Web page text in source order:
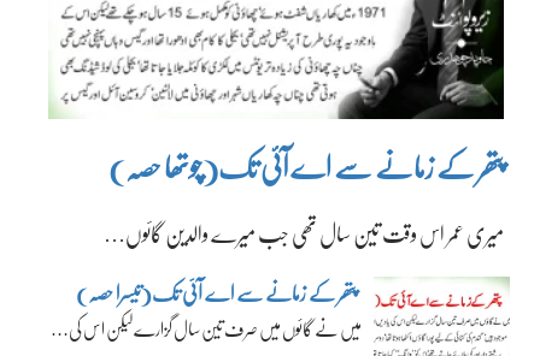
پتھر کے زمانے سے اے آئی تک(چوتھا حصہ)
میری عمر اس وقت تین سال تھی جب میرے والدین گائوں…
پتھر کے زمانے سے اے آئی تک(تیسرا حصہ)
میں نے گائوں میں صرف تین سال گزارے لیکن اس کی…